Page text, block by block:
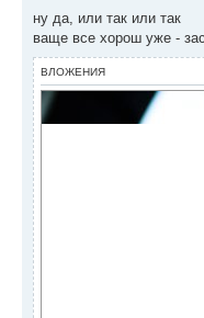
ну да, или так или так
ваще все хорош уже -
ВЛОЖЕНИЯ